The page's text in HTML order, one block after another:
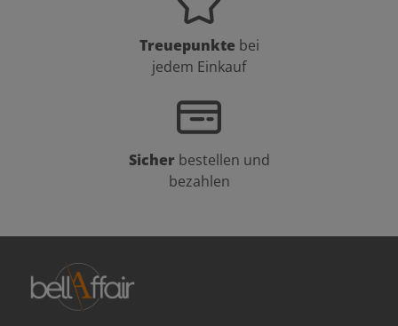
Treuepunkte bei
jedem Einkauf
Sicher bestellen und
bezahlen